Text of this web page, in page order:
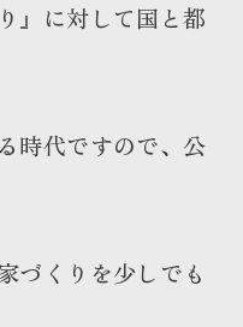
』に対して国と都
時代ですので、公
づくりを少しでも